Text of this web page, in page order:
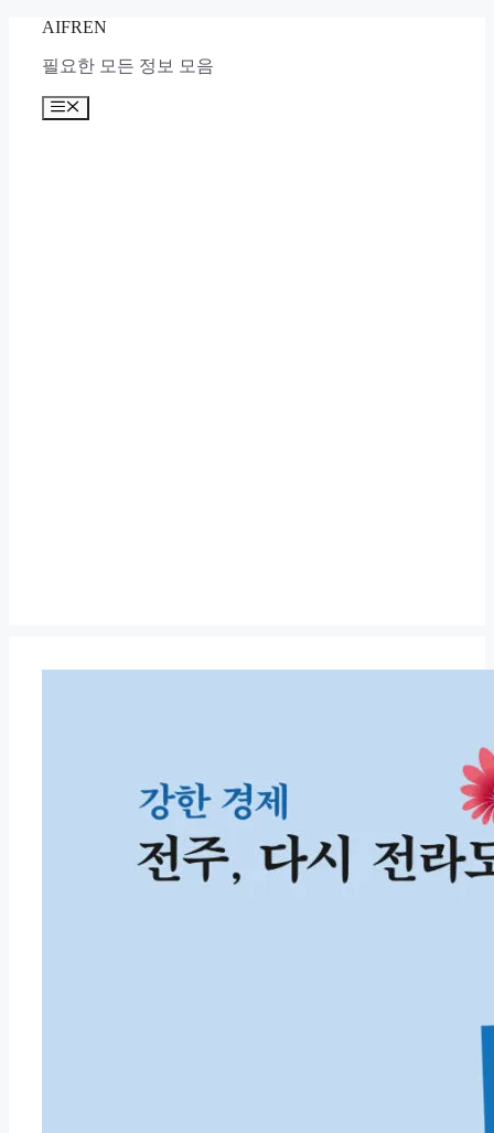
content
AIFREN
필요한 모든 정보 모음
Menu